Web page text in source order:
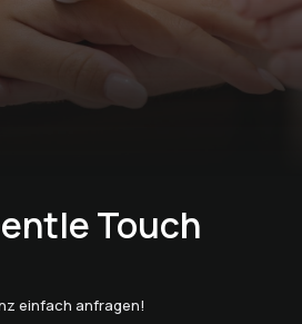
Touch
einfach anfragen!